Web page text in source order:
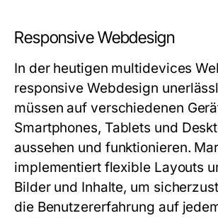
Responsive Webdesign
In der heutigen multidevices
responsive Webdesign
müssen auf verschiedenen
Smartphones, Tablets und
aussehen und funktionieren.
implementiert flexible Layouts
Bilder und Inhalte, um
die Benutzererfahrung auf